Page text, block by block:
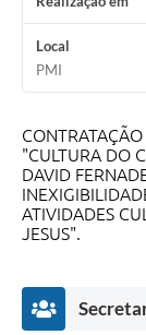
Local
PMI
"CULTURA DO
DAVID
ATIVIDADES
JESUS".